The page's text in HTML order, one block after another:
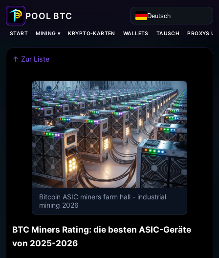
Deutsch
START MINING ▾ KRYPTO-KARTEN WALLETS TAUSCH PROXYS
↑ Zur Liste
Bitcoin ASIC miners farm hall - industrial
mining 2026
BTC Miners Rating: die besten ASIC-Geräte
von 2025-2026